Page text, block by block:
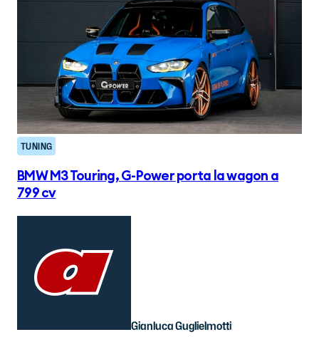
TUNING
BMW M3 Touring, G-Power porta la wagon a
799 cv
Gianluca Guglielmotti